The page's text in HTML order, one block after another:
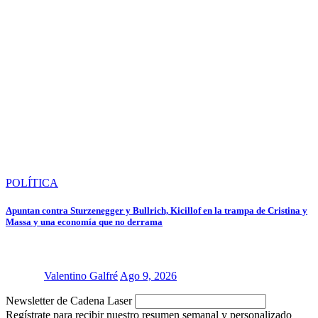
POLÍTICA
Apuntan contra Sturzenegger y Bullrich, Kicillof en la trampa de Cristina y
Massa y una economía que no derrama
Valentino Galfré Ago 9, 2026
Newsletter de Cadena Laser
Regístrate para recibir nuestro resumen semanal y personalizado